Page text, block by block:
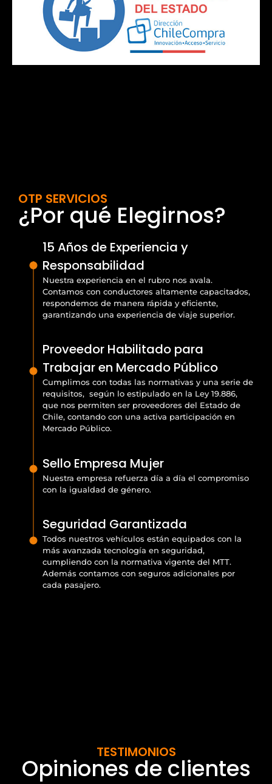
OTP SERVICIOS
¿Por qué Elegirnos?
15 Años de Experiencia y
Responsabilidad
Nuestra experiencia en el rubro nos avala.
Contamos con conductores altamente capacitados,
respondemos de manera rápida y eficiente,
garantizando una experiencia de viaje superior.
Proveedor Habilitado para
Trabajar en Mercado Público
Cumplimos con todas las normativas y una serie de
requisitos, según lo estipulado en la Ley 19.886,
que nos permiten ser proveedores del Estado de
Chile, contando con una activa participación en
Mercado Público.
Sello Empresa Mujer
Nuestra empresa refuerza día a día el compromiso
con la igualdad de género.
Seguridad Garantizada
Todos nuestros vehículos están equipados con la
más avanzada tecnología en seguridad,
cumpliendo con la normativa vigente del MTT.
Además contamos con seguros adicionales por
cada pasajero.
TESTIMONIOS
Opiniones de clientes